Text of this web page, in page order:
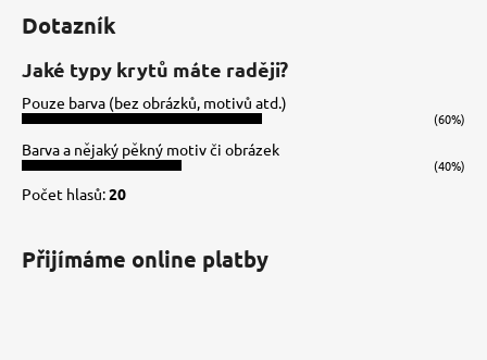
Dotazník
Jaké typy krytů máte raději?
Pouze barva (bez obrázků, motivů atd.)
(60%)
Barva a nějaký pěkný motiv či obrázek
(40%)
Počet hlasů:20
Přijímáme online platby